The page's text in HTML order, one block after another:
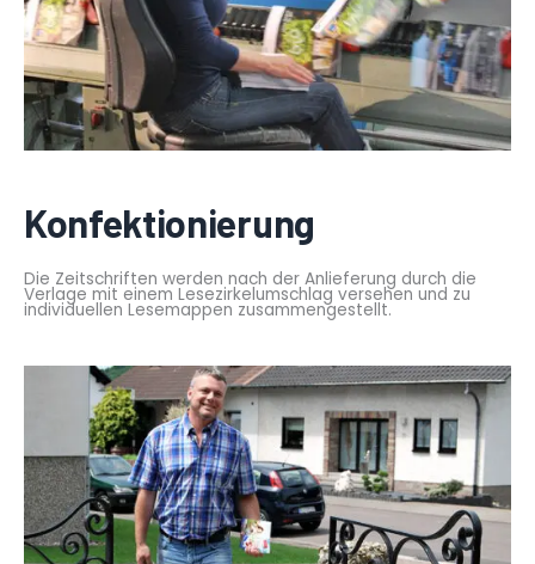
Konfektionierung
Die Zeitschriften werden nach der Anlieferung durch die
Verlage mit einem Lesezirkelumschlag versehen und zu
individuellen Lesemappen zusammengestellt.